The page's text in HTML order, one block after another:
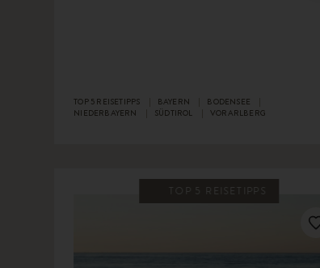
TOP 5 REISETIPPS BAYERN
BODENSEE
NIEDERBAYERN
SÜDTIROL VORARLBERG
TOP 5 REISETIPPS